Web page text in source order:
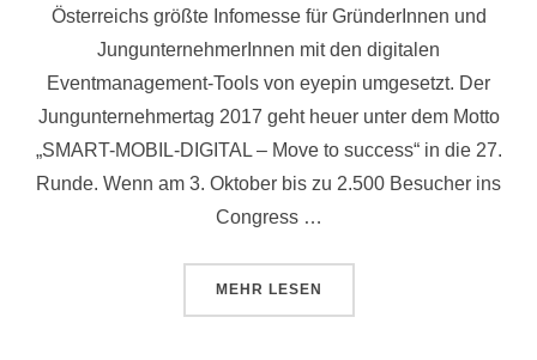
Österreichs größte Infomesse für GründerInnen und
JungunternehmerInnen mit den digitalen
Eventmanagement-Tools von eyepin umgesetzt. Der
Jungunternehmertag 2017 geht heuer unter dem Motto
„SMART-MOBIL-DIGITAL – Move to success“ in die 27.
Runde. Wenn am 3. Oktober bis zu 2.500 Besucher ins
Congress …
MEHR ÜBER „JUNGUNTERNEHMERTAG
LESEN